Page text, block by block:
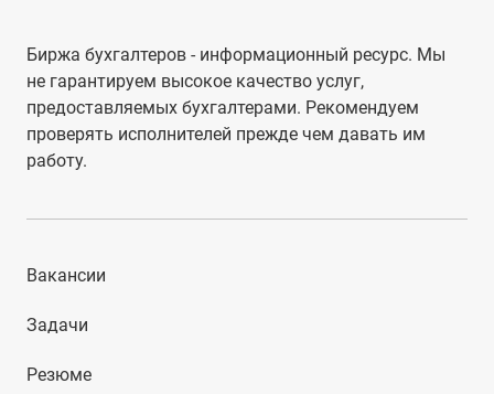
Биржа бухгалтеров - информационный ресурс. Мы
не гарантируем высокое качество услуг,
предоставляемых бухгалтерами. Рекомендуем
проверять исполнителей прежде чем давать им
работу.
Вакансии
Задачи
Резюме